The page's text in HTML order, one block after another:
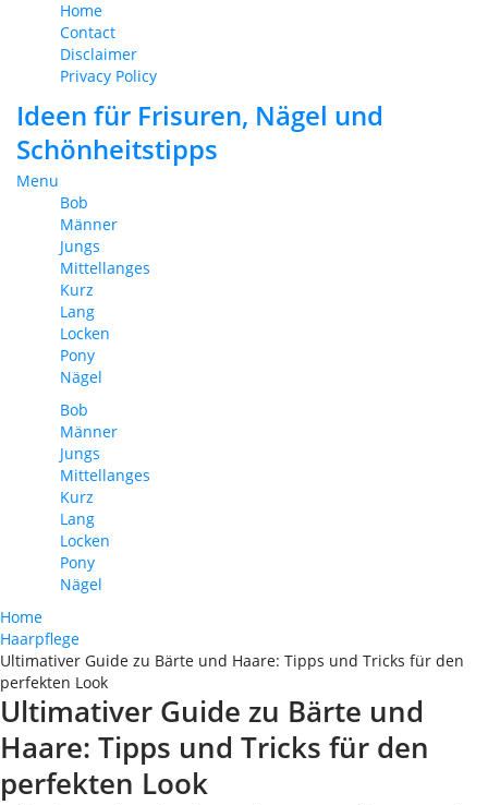
Home
Contact
Disclaimer
Privacy Policy
Ideen für Frisuren, Nägel und
Schönheitstipps
Menu
Bob
Männer
Jungs
Mittellanges
Kurz
Lang
Locken
Pony
Nägel
Bob
Männer
Jungs
Mittellanges
Kurz
Lang
Locken
Pony
Nägel
Home
Haarpflege
Ultimativer Guide zu Bärte und Haare: Tipps und Tricks für den
perfekten Look
Ultimativer Guide zu Bärte und
Haare: Tipps und Tricks für den
perfekten Look